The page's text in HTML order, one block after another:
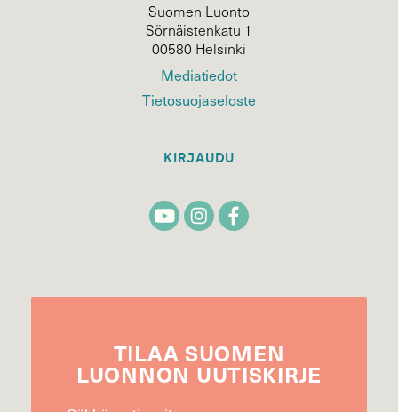
Suomen Luonto
Sörnäistenkatu 1
00580 Helsinki
Mediatiedot
Tietosuojaseloste
KIRJAUDU
TILAA SUOMEN
LUONNON UUTIS­KIRJE